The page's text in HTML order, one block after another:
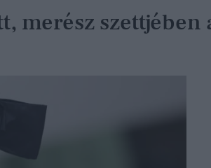
merész szettjében